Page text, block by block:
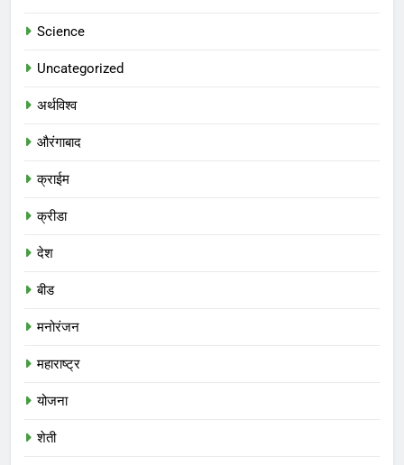
Science
Uncategorized
अर्थविश्व
औरंगाबाद
क्राईम
क्रीडा
देश
बीड
मनोरंजन
महाराष्ट्र
योजना
शेती